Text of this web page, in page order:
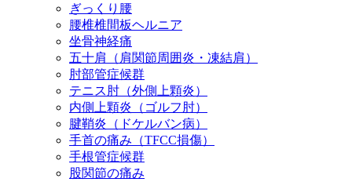
ぎっくり腰
腰椎椎間板ヘルニア
坐骨神経痛
五十肩（肩関節周囲炎・凍結肩）
肘部管症候群
テニス肘（外側上顆炎）
内側上顆炎（ゴルフ肘）
腱鞘炎（ドケルバン病）
手首の痛み（TFCC損傷）
手根管症候群
股関節の痛み